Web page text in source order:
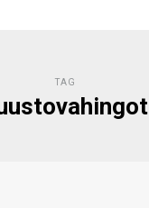
TAG